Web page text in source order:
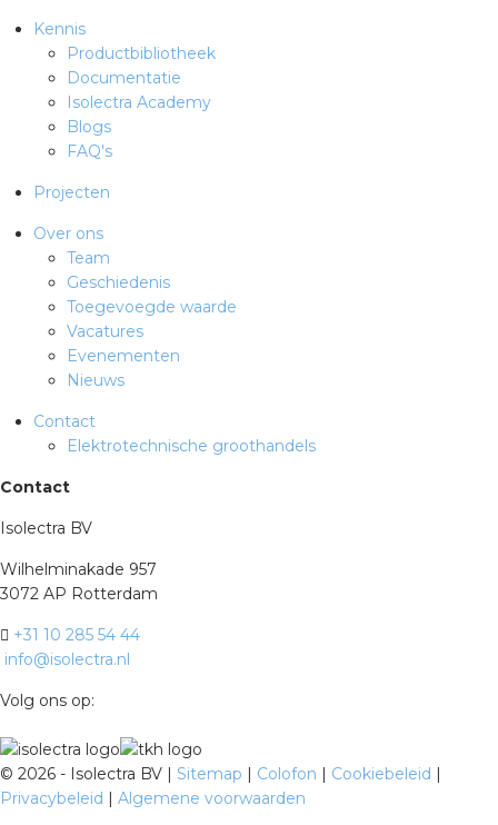
Kennis
Productbibliotheek
Documentatie
Isolectra Academy
Blogs
FAQ's
Projecten
Over ons
Team
Geschiedenis
Toegevoegde waarde
Vacatures
Evenementen
Nieuws
Contact
Elektrotechnische groothandels
Contact
Isolectra BV
Wilhelminakade 957
3072 AP Rotterdam
+31 10 285 54 44
info@isolectra.nl
Volg ons op:
© 2026 - Isolectra BV | Sitemap Colofon Cookiebeleid
Privacybeleid
Algemene voorwaarden